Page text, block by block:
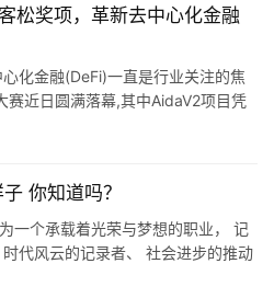
松奖项，革新去中心化金融
化金融(DeFi)一直是行业关注的焦
赛近日圆满落幕,其中AidaV2项目凭
你知道吗？
一个承载着光荣与梦想的职业， 记
代风云的记录者、 社会进步的推动